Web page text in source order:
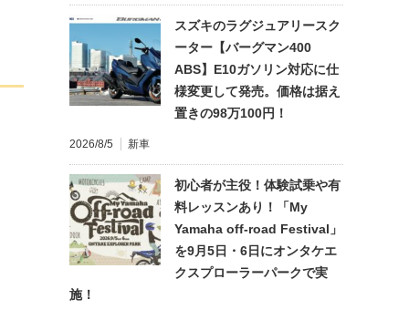
スズキのラグジュアリースク
ーター【バーグマン400
ABS】E10ガソリン対応に仕
様変更して発売。価格は据え
置きの98万100円！
2026/8/5 新車
初心者が主役！体験試乗や有
料レッスンあり！「My
Yamaha off-road Festival」
を9月5日・6日にオンタケエ
クスプローラーパークで実
施！